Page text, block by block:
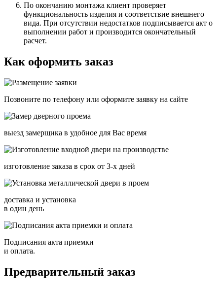
По окончанию монтажа клиент проверяет
функциональность изделия и соответствие внешнего
вида. При отсутствии недостатков подписывается акт о
выполнении работ и производится окончательный
расчет.
Как оформить заказ
Позвоните по телефону или оформите заявку на сайте
выезд замерщика в удобное для Вас время
изготовление заказа в срок от 3-х дней
доставка и установка
в один день
Подписания акта приемки
и оплата.
Предварительный заказ